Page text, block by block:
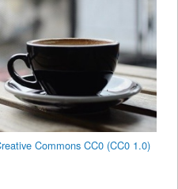
Commons CC0 (CC0 1.0)